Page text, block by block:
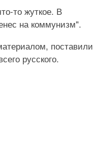
то жуткое. В
на коммунизм".
поставили
русского.